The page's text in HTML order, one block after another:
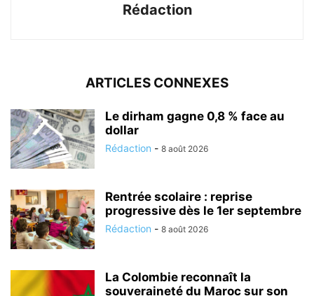
Rédaction
ARTICLES CONNEXES
Le dirham gagne 0,8 % face au
dollar
Rédaction - 8 août 2026
Rentrée scolaire : reprise
progressive dès le 1er septembre
Rédaction - 8 août 2026
La Colombie reconnaît la
souveraineté du Maroc sur son